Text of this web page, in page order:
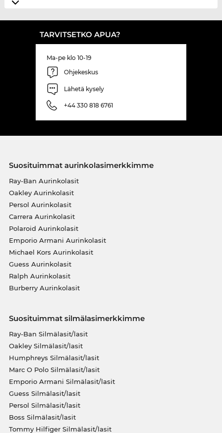
TARVITSETKO APUA?
Ma-pe klo 10-19
Ohjekeskus
Lähetä kysely
+44 330 818 6761
Suosituimmat aurinkolasimerkkimme
Ray-Ban Aurinkolasit
Oakley Aurinkolasit
Persol Aurinkolasit
Carrera Aurinkolasit
Polaroid Aurinkolasit
Emporio Armani Aurinkolasit
Michael Kors Aurinkolasit
Guess Aurinkolasit
Ralph Aurinkolasit
Burberry Aurinkolasit
Suosituimmat silmälasimerkkimme
Ray-Ban Silmälasit/lasit
Oakley Silmälasit/lasit
Humphreys Silmälasit/lasit
Marc O Polo Silmälasit/lasit
Emporio Armani Silmälasit/lasit
Guess Silmälasit/lasit
Persol Silmälasit/lasit
Boss Silmälasit/lasit
Tommy Hilfiger Silmälasit/lasit